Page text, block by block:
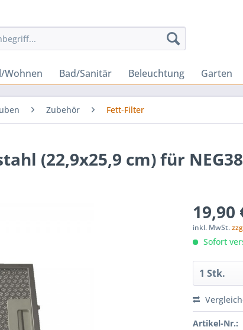
Wohnen Bad/Sanitär Beleuchtung Garten
Zubehör Fett-Filter
(22,9x25,9 cm) für
19,90
inkl. MwSt.
Sofort
Artikel-Nr.: